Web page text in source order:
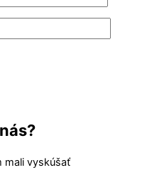
mali vyskúšať